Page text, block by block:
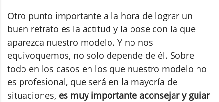
Otro punto importante a la hora de lograr un
buen retrato es la actitud y la pose con la que
aparezca nuestro modelo. Y no nos
equivoquemos, no solo depende de él. Sobre
todo en los casos en los que nuestro modelo no
es profesional, que será en la mayoría de
situaciones, es muy importante aconsejar y guiar